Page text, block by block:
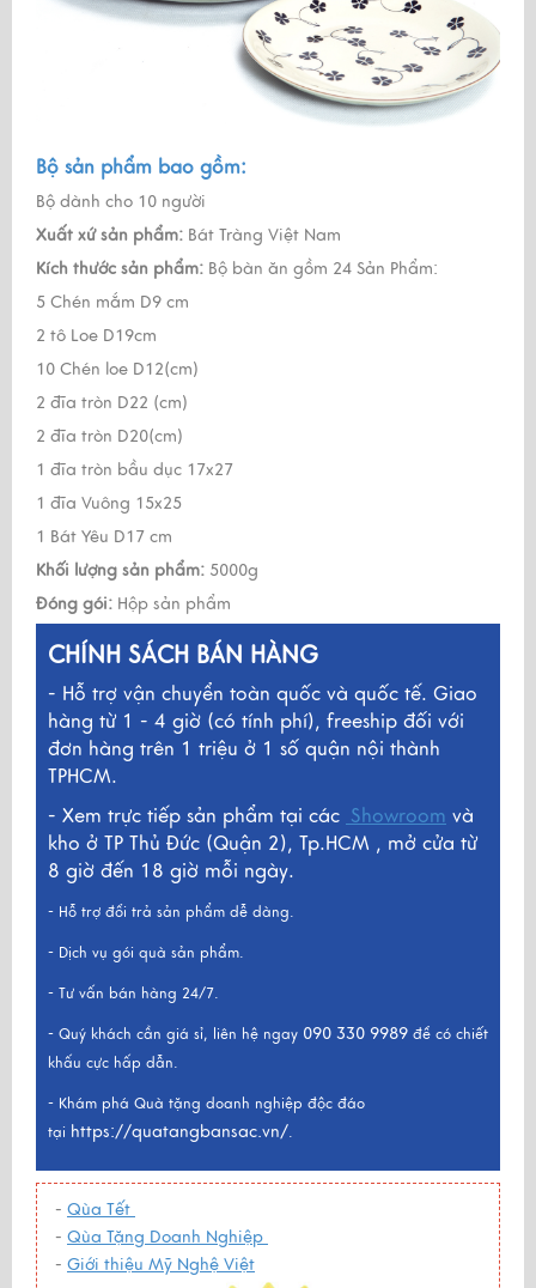
Bộ sản phẩm bao gồm:
Bộ dành cho 10 người
Xuất xứ sản phẩm: Bát Tràng Việt Nam
Kích thước sản phẩm: Bộ bàn ăn gồm 24 Sản Phẩm:
5 Chén mắm D9 cm
2 tô Loe D19cm
10 Chén loe D12(cm)
2 đĩa tròn D22 (cm)
2 đĩa tròn D20(cm)
1 đĩa tròn bầu dục 17x27
1 đĩa Vuông 15x25
1 Bát Yêu D17 cm
Khối lượng sản phẩm: 5000g
Đóng gói: Hộp sản phẩm
CHÍNH SÁCH BÁN HÀNG
- Hỗ trợ vận chuyển toàn quốc và quốc tế. Giao
hàng từ 1 - 4 giờ (có tính phí), freeship đối với
đơn hàng trên 1 triệu ở 1 số quận nội thành
TPHCM.
- Xem trực tiếp sản phẩm tại các Showroom và
kho ở TP Thủ Đức (Quận 2), Tp.HCM , mở cửa từ
8 giờ đến 18 giờ mỗi ngày.
- Hỗ trợ đổi trả sản phẩm dễ dàng.
- Dịch vụ gói quà sản phẩm.
- Tư vấn bán hàng 24/7.
- Quý khách cần giá sỉ, liên hệ ngay 090 330 9989 để có chiết
khấu cực hấp dẫn.
- Khám phá Quà tặng doanh nghiệp độc đáo
tại https://quatangbansac.vn/.
- Qùa Tết
- Qùa Tặng Doanh Nghiệp
- Giới thiệu Mỹ Nghệ Việt